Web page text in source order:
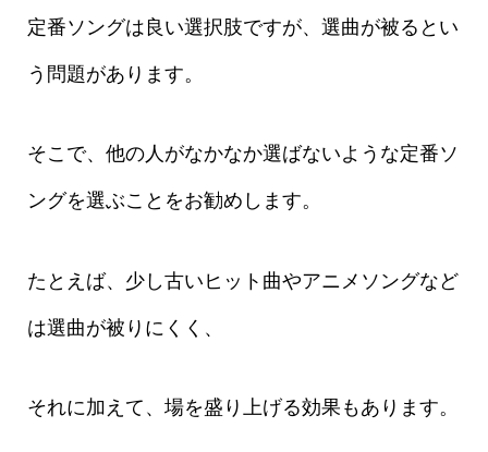
定番ソングは良い選択肢ですが、選曲が被るとい
う問題があります。
そこで、他の人がなかなか選ばないような定番ソ
ングを選ぶことをお勧めします。
たとえば、少し古いヒット曲やアニメソングなど
は選曲が被りにくく、
それに加えて、場を盛り上げる効果もあります。